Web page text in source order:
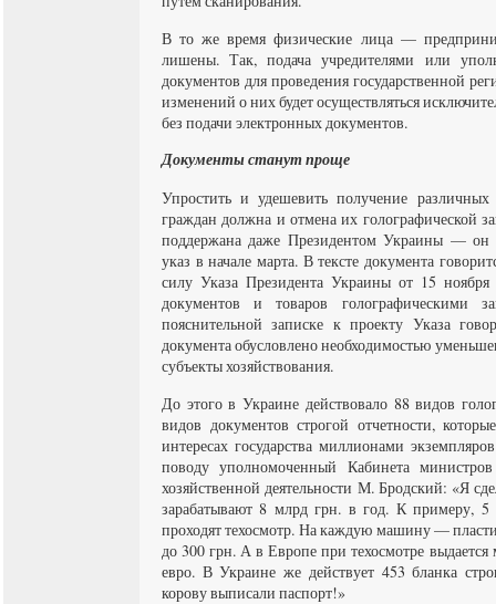
В то же время физические лица —
лишены. Так, подача учредителями или
документов для проведения государственной
изменений о них будет осуществляться
без подачи электронных документов.
Документы станут проще
Упростить и удешевить получение
граждан должна и отмена их голографической
поддержана даже Президентом Украины — он
указ в начале марта. В тексте документа
силу Указа Президента Украины от 15
документов и товаров голографическими
пояснительной записке к проекту Указа
документа обусловлено необходимостью
субъекты хозяйствования.
До этого в Украине действовало 88 видов
видов документов строгой отчетности,
интересах государства миллионами
поводу уполномоченный Кабинета
хозяйственной деятельности М. Бродский: «Я
зарабатывают 8 млрд грн. в год. К примеру, 5
проходят техосмотр. На каждую машину —
до 300 грн. А в Европе при техосмотре выдается
евро. В Украине же действует 453 бланка
корову выписали паспорт!»